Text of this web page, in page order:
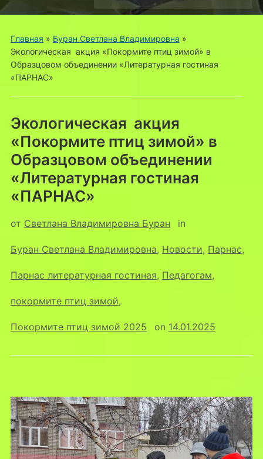
меню
Главная » Буран Светлана Владимировна »
Экологическая акция «Покормите птиц зимой» в
Образцовом объединении «Литературная гостиная
«ПАРНАС»
Экологическая акция
«Покормите птиц зимой» в
Образцовом объединении
«Литературная гостиная
«ПАРНАС»
от Светлана Владимировна Буран in
Буран Светлана Владимировна, Новости, Парнас,
Парнас литературная гостиная, Педагогам,
покормите птиц зимой,
Покормите птиц зимой 2025 on 14.01.2025